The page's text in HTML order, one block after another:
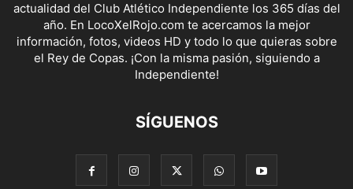
actualidad del Club Atlético Independiente los 365 días del
año. En LocoXelRojo.com te acercamos la mejor
información, fotos, videos HD y todo lo que quieras sobre
el Rey de Copas. ¡Con la misma pasión, siguiendo a
Independiente!
SÍGUENOS